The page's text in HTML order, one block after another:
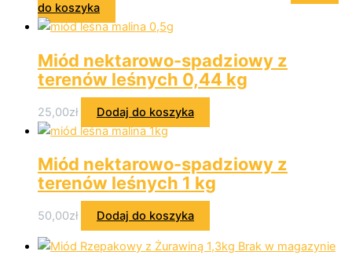
do koszyka
Miód nektarowo-spadziowy z
terenów leśnych 0,44 kg
25,00zł Dodaj do koszyka
Miód nektarowo-spadziowy z
terenów leśnych 1 kg
50,00zł Dodaj do koszyka
Brak w magazynie